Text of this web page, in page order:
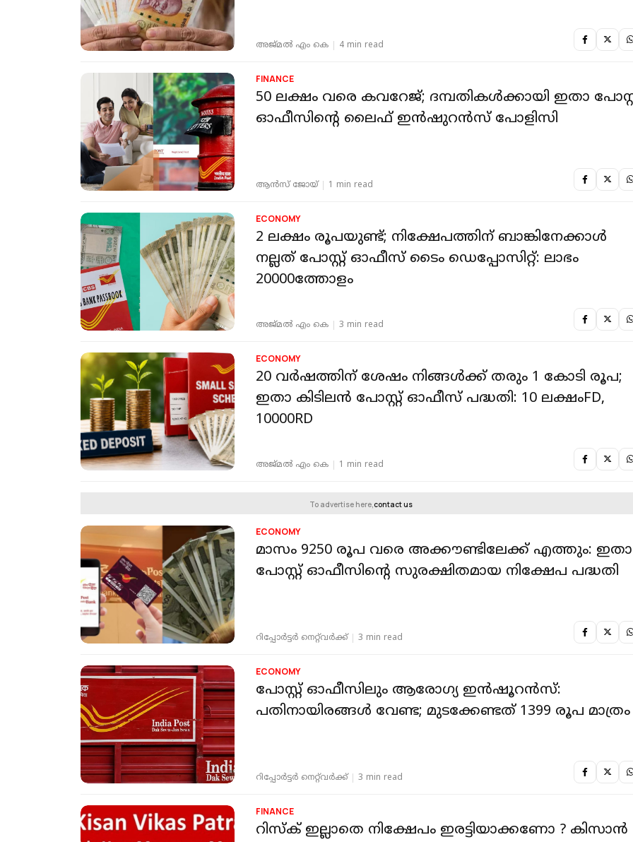
അജ്മല്‍ എം കെ 4 min read
FINANCE
50 ലക്ഷം വരെ കവറേജ്; ദമ്പതികള്‍ക്കായി ഇതാ
ഓഫീസിന്റെ ലൈഫ് ഇന്‍ഷുറന്‍സ് പോളിസി
ആന്‍സ് ജോയ്‌ 1 min read
ECONOMY
2 ലക്ഷം രൂപയുണ്ട്; നിക്ഷേപത്തിന് ബാങ്കിനേക്കാള്‍
നല്ലത് പോസ്റ്റ് ഓഫീസ് ടൈം ഡെപ്പോസിറ്റ്: ലാഭം
20000ത്തോളം
അജ്മല്‍ എം കെ 3 min read
ECONOMY
20 വർഷത്തിന് ശേഷം നിങ്ങള്‍ക്ക് ‍തരും 1 കോടി രൂപ;
ഇതാ കിടിലന്‍ പോസ്റ്റ് ഓഫീസ് പദ്ധതി: 10 ലക്ഷംFD,
10000RD
അജ്മല്‍ എം കെ 1 min read
To advertise here,contact us
ECONOMY
മാസം 9250 രൂപ വരെ അക്കൗണ്ടിലേക്ക് എത്തും: ഇതാ
പോസ്റ്റ് ഓഫീസിന്‍റെ സുരക്ഷിതമായ നിക്ഷേപ പദ്ധതി
റിപ്പോർട്ടർ നെറ്റ്‌വര്‍ക്ക്‌ 3 min read
ECONOMY
പോസ്റ്റ് ഓഫീസിലും ആരോഗ്യ ഇന്‍ഷൂറന്‍സ്:
പതിനായിരങ്ങള്‍ വേണ്ട; മുടക്കേണ്ടത് 1399 രൂപ മാത്രം
റിപ്പോർട്ടർ നെറ്റ്‌വര്‍ക്ക്‌ 3 min read
FINANCE
റിസ്ക് ഇല്ലാതെ നിക്ഷേപം ഇരട്ടിയാക്കണോ ? കിസാൻ